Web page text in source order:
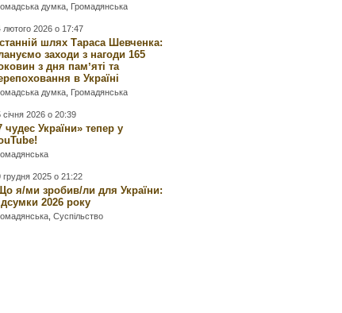
думка Громадянська
лютого 2026 о 17:47
шлях Тараса Шевченка:
заходи з нагоди 165
з дня памʼяті та
в Україні
думка Громадянська
січня 2026 о 20:39
чудес України» тепер у
грудня 2025 о 21:22
я/ми зробив/ли для України:
2026 року
,Суспільство